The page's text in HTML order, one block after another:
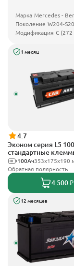
Марка Mercedes -
Поколение W204-
Модификация C (272
1 месяц
4.7
Эконом серия L5
стандартные
353х175х190
100Ач
Обратная полярность
4 500 ₽
12 месяцев